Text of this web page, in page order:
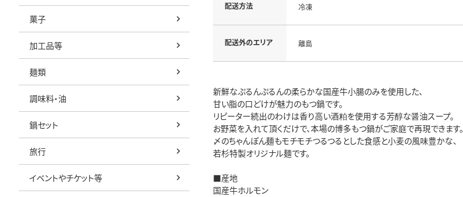
菓子
加工品等
麺類
調味料・油
鍋セット
旅行
イベントやチケット等
配送方法 冷凍
配送外のエリア 離島
新鮮なぷるんぷるんの柔らかな国産牛小腸のみを使用した、
甘い脂の口どけが魅力のもつ鍋です。
リピーター続出のわけは香り高い酒粕を使用する芳醇な醤油スープ。
お野菜を入れて頂くだけで、本場の博多もつ鍋がご家庭で再現できます。
〆のちゃんぽん麺もモチモチつるつるとした食感と小麦の風味豊かな、
若杉特製オリジナル麺です。
■産地
国産牛ホルモン